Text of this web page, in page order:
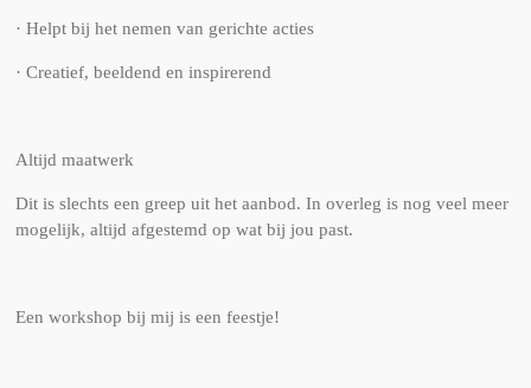
· Helpt bij het nemen van gerichte acties
· Creatief, beeldend en inspirerend
Altijd maatwerk
Dit is slechts een greep uit het aanbod. In overleg is nog veel meer
mogelijk, altijd afgestemd op wat bij jou past.
Een workshop bij mij is een feestje!